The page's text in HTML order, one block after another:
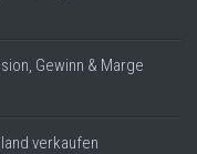
Gewinn & Marge
verkaufen